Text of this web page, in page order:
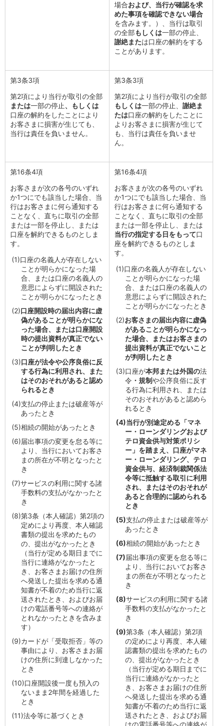
イオングループアプリ
iAEON
AEON Pay
支払・入金・サービス
支払・入金TOP
AEON Pay
口座振替サービス
スマホ決済アプリ
サービス
Myステージ
相続・税務のご相談
電子マネーWAON
セキュリティ
インボイス
手数料
キャンペーン
店舗・ATM
店舗
北海道・東北
北海道
青森県
岩手県
宮城県
秋田県
山形県
福島県
関東／北陸・甲信越
茨城県
栃木県
群馬県
埼玉県
千葉県
東京都
神奈川県
新潟県
富山県
石川県
山梨県
長野県
東海／近畿
岐阜県
静岡県
愛知県
三重県
滋賀県
京都府
大阪府
兵庫県
奈良県
和歌山県
中国／四国
広島県
徳島県
愛媛県
場合および、当行が確認を求
めた事項を確認できない場合
を含みます。）、当行は取引
の全部もしくは一部の停止、
謝絶または口座の解約をする
ことがあります。
第3条3項
第2項により当行が取引の全部
または一部の停止、もしくは
口座の解約をしたことにより
お客さまに損害が生じても、
当行は責任を負いません。
第3条3項
第2項により当行が取引の全部
もしくは一部の停止、 謝絶ま
たは口座の解約をしたことに
よりお客さまに損害が生じて
も、当行は責任を負いませ
ん。
第16条4項
お客さまが次の各号のいずれ
か1つにでも該当した場合、当
行はお客さまに何ら通知する
ことなく、直ちに取引の全部
または一部を停止し、または
口座を解約できるものとしま
す。
(1)口座の名義人が存在しない
ことが明らかになった場
合、または口座の名義人の
意思によらずに開設された
ことが明らかになったとき
(2)口座開設時の届出内容に虚
偽があることが明らかにな
った場合、または口座開設
時の提出資料が真正でない
ことが判明したとき
(3)口座が法令や公序良俗に反
する行為に利用され、また
はそのおそれがあると認め
られるとき
(4)支払の停止または破産等が
あったとき
(5)相続の開始があったとき
(6)届出事項の変更を怠る等に
より、当行においてお客さ
まの所在が不明となったと
き
(7)サービスの利用に関する諸
手数料の支払がなかったと
き
(8)第3条（本人確認）第2項の
定めにより再度、本人確認
書類の提出を求めたもの
の、提出がなかったとき
（当行が定める期日までに
当行に連絡がなかったと
き、お客さまお届けの住所
へ発送した提出を求める通
知書が不着のため当行に返
送されたとき、およびお届
けの電話番号等への連絡が
とれなかったときを含みま
す）
(9)カードが「受取拒否」等の
事由により、お客さまお届
けの住所に到達しなかった
とき
(10)口座開設後一度も預入の
ないまま2年間を経過した
とき
(11)法令等に基づくとき
第16条4項
お客さまが次の各号のいずれ
か1つにでも該当した場合、当
行はお客さまに何ら通知する
ことなく、直ちに取引の全部
または一部を停止し、または
当行の指定する日をもって口
座を解約できるものとしま
す。
(1)口座の名義人が存在しない
ことが明らかになった場
合、または口座の名義人の
意思によらずに開設された
ことが明らかになったとき
(2)お客さまの届出内容に虚偽
があることが明らかになっ
た場合、またはお客さまの
提出資料が真正でないこと
が判明したとき
(3)口座が本邦または外国の法
令 ・規制や公序良俗に反す
る行為に利用され、または
そのおそれがあると認めら
れるとき
(4)当行が別途定める「マネ
ー・ローンダリングおよび
テロ資金供与対策ポリシ
ー」を踏まえ、口座がマネ
ー・ローンダリング、テロ
資金供与、経済制裁関係法
令等に抵触する取引に利用
され、またはそのおそれが
あると合理的に認められる
とき
(5)支払の停止または破産等が
あったとき
(6)相続の開始があったとき
(7)届出事項の変更を怠る等に
より、当行においてお客さ
まの所在が不明となったと
き
(8)サービスの利用に関する諸
手数料の支払がなかったと
き
(9)第3条（本人確認）第2項
の定めにより再度、本人確
認書類の提出を求めたもの
の、提出がなかったとき
（当行が定める期日までに
当行に連絡がなかったと
き、お客さまお届けの住所
へ発送した提出を求める通
知書が不着のため当行に返
送されたとき、およびお届
けの電話番号等への連絡が